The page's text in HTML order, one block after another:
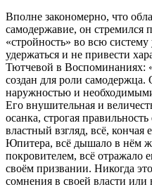
Вполне закономерно, что
самодержавие, он стремился
«стройность» во всю
удержаться и не привести
Тютчевой в Воспоминаниях:
создан для роли самодержца.
наружностью и
Его внушительная и
осанка, строгая
властный взгляд, всё, кончая
Юпитера, всё дышало в нём
покровителем, всё отражало
своём призвании. Никогда
сомнения в своей власти или